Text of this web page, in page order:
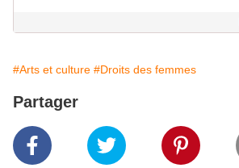
#Arts et culture #Droits des femmes
Partager